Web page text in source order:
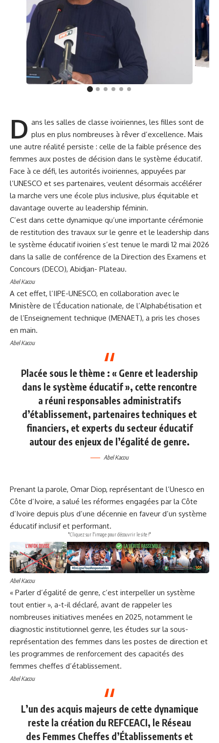
D ans les salles de classe ivoiriennes, les filles sont de
plus en plus nombreuses à rêver d’excellence. Mais
une autre réalité persiste : celle de la faible présence des
femmes aux postes de décision dans le système éducatif.
Face à ce défi, les autorités ivoiriennes, appuyées par
l’UNESCO et ses partenaires, veulent désormais accélérer
la marche vers une école plus inclusive, plus équitable et
davantage ouverte au leadership féminin.
C’est dans cette dynamique qu’une importante cérémonie
de restitution des travaux sur le genre et le leadership dans
le système éducatif ivoirien s’est tenue le mardi 12 mai 2026
dans la salle de conférence de la Direction des Examens et
Concours (DECO), Abidjan- Plateau.
Abel Kacou
A cet effet, l’IIPE-UNESCO, en collaboration avec le
Ministère de l’Éducation nationale, de l’Alphabétisation et
de l’Enseignement technique (MENAET), a pris les choses
en main.
Abel Kacou
Placée sous le thème : « Genre et leadership
dans le système éducatif », cette rencontre
a réuni responsables administratifs
d’établissement, partenaires techniques et
financiers, et experts du secteur éducatif
autour des enjeux de l’égalité de genre.
Abel Kacou
Prenant la parole, Omar Diop, représentant de l’Unesco en
Côte d’Ivoire, a salué les réformes engagées par la Côte
d’Ivoire depuis plus d’une décennie en faveur d’un système
éducatif inclusif et performant.
"Cliquez sur l'image pour découvrir le site !"
Abel Kacou
« Parler d’égalité de genre, c’est interpeller un système
tout entier », a-t-il déclaré, avant de rappeler les
nombreuses initiatives menées en 2025, notamment le
diagnostic institutionnel genre, les études sur la sous-
représentation des femmes dans les postes de direction et
les programmes de renforcement des capacités des
femmes cheffes d’établissement.
Abel Kacou
L’un des acquis majeurs de cette dynamique
reste la création du REFCEACI, le Réseau
des Femmes Cheffes d’Établissements et